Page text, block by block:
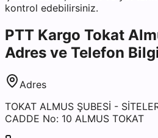
kontrol edebilirsiniz.
PTT Kargo Tokat
Adres ve Telefon
Adres
TOKAT ALMUS ŞUBESİ -
CADDE No: 10 ALMUS TOKAT